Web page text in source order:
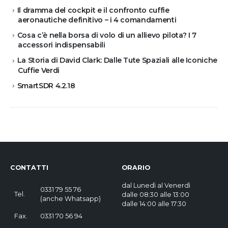
Il dramma del cockpit e il confronto cuffie
aeronautiche definitivo – i 4 comandamenti
Cosa c’è nella borsa di volo di un allievo pilota? I 7
accessori indispensabili
La Storia di David Clark: Dalle Tute Spaziali alle Iconiche
Cuffie Verdi
SmartSDR 4.2.18
CONTATTI
Tel.
0331 79 55 76
(anche Whatsapp)
Fax. 0331 70 56 94
ORARIO
dal Lunedì al Venerdì
dalle 08:30 alle 13:00
dalle 14:00 alle 17:30